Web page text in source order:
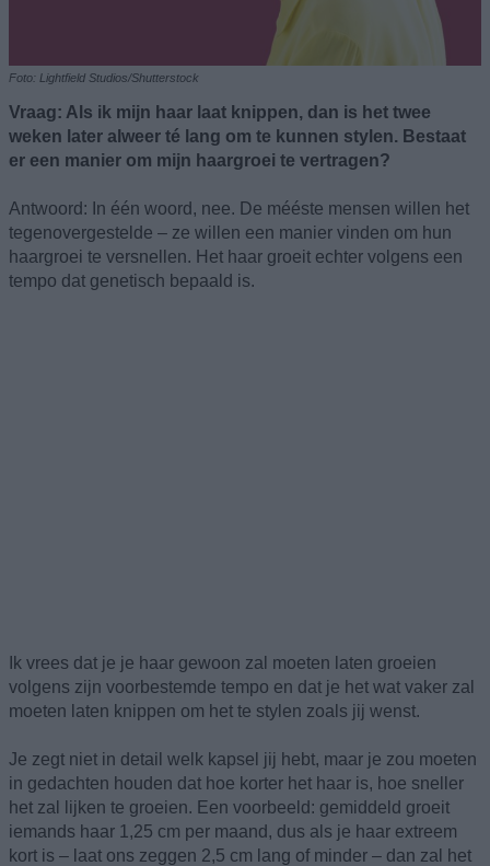
Foto: Lightfield Studios/Shutterstock
Vraag: Als ik mijn haar laat knippen, dan is het twee
weken later alweer té lang om te kunnen stylen. Bestaat
er een manier om mijn haargroei te vertragen?
Antwoord: In één woord, nee. De mééste mensen willen het
tegenovergestelde – ze willen een manier vinden om hun
haargroei te versnellen. Het haar groeit echter volgens een
tempo dat genetisch bepaald is.
Ik vrees dat je je haar gewoon zal moeten laten groeien
volgens zijn voorbestemde tempo en dat je het wat vaker zal
moeten laten knippen om het te stylen zoals jij wenst.
Je zegt niet in detail welk kapsel jij hebt, maar je zou moeten
in gedachten houden dat hoe korter het haar is, hoe sneller
het zal lijken te groeien. Een voorbeeld: gemiddeld groeit
iemands haar 1,25 cm per maand, dus als je haar extreem
kort is – laat ons zeggen 2,5 cm lang of minder – dan zal het